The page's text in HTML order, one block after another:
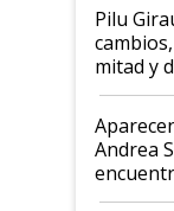
Pilu
mitad y
ser
Andrea
cómo